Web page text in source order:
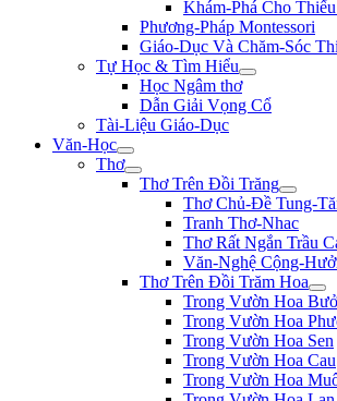
Khám-Phá Cho
Phương-Pháp Montessori
Giáo-Dục Và Chăm-Sóc
Tự Học & Tìm Hiểu
Học Ngâm thơ
Dẫn Giải Vọng Cổ
Tài-Liệu Giáo-Dục
Văn-Học
Thơ
Thơ Trên Đồi Trăng
Thơ Chủ-Đề Tung-
Tranh Thơ-Nhac
Thơ Rất Ngắn Trầu
Văn-Nghệ Cộng-
Thơ Trên Đồi Trăm Hoa
Trong Vườn Hoa
Trong Vườn Hoa
Trong Vườn Hoa Sen
Trong Vườn Hoa Cau
Trong Vườn Hoa